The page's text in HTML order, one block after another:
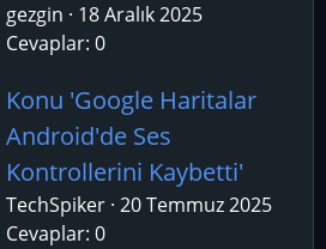
gezgin
18 Aralık 2025
Cevaplar: 0
Konu 'Google Haritalar
Android'de Ses
Kontrollerini Kaybetti'
TechSpiker 20 Temmuz 2025
Cevaplar: 0